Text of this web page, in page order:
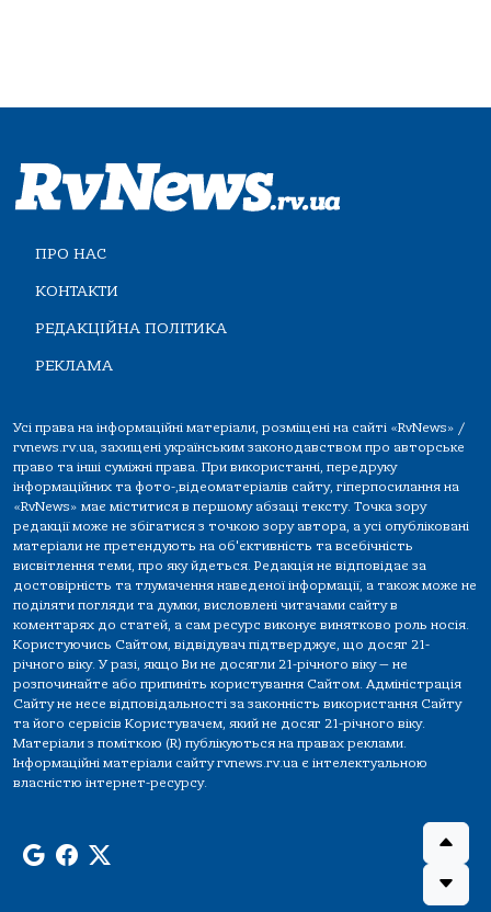
ПРО НАС
КОНТАКТИ
РЕДАКЦІЙНА ПОЛІТИКА
РЕКЛАМА
Усі права на інформаційні матеріали, розміщені на сайті «RvNews» /
rvnews.rv.ua, захищені українським законодавством про авторське
право та інші суміжні права. При використанні, передруку
інформаційних та фото-,відеоматеріалів сайту, гіперпосилання на
«RvNews» має міститися в першому абзаці тексту. Точка зору
редакції може не збігатися з точкою зору автора, а усі опубліковані
матеріали не претендують на об'єктивність та всебічність
висвітлення теми, про яку йдеться. Редакція не відповідає за
достовірність та тлумачення наведеної інформації, а також може не
поділяти погляди та думки, висловлені читачами сайту в
коментарях до статей, а сам ресурс виконує винятково роль носія.
Користуючись Сайтом, відвідувач підтверджує, що досяг 21-
річного віку. У разі, якщо Ви не досягли 21-річного віку — не
розпочинайте або припиніть користування Сайтом. Адміністрація
Сайту не несе відповідальності за законність використання Сайту
та його сервісів Користувачем, який не досяг 21-річного віку.
Матеріали з поміткою (R) публікуються на правах реклами.
Інформаційні матеріали сайту rvnews.rv.ua є інтелектуальною
власністю інтернет-ресурсу.